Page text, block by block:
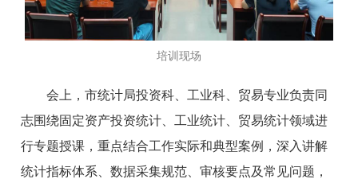
培训现场
会上，市统计局投资科、工业科、贸易专业负责同
志围绕固定资产投资统计、工业统计、贸易统计领域进
行专题授课，重点结合工作实际和典型案例，深入讲解
统计指标体系、数据采集规范、审核要点及常见问题，